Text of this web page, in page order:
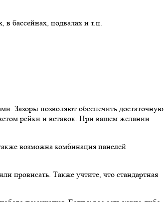
бассейнах, подвалах и т.п.
Зазоры позволяют обеспечить достаточную
рейки и вставок. При вашем желании
возможна комбинация панелей
провисать. Также учтите, что стандартная